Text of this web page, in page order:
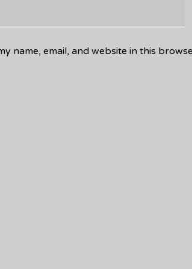
name, email, and website in this